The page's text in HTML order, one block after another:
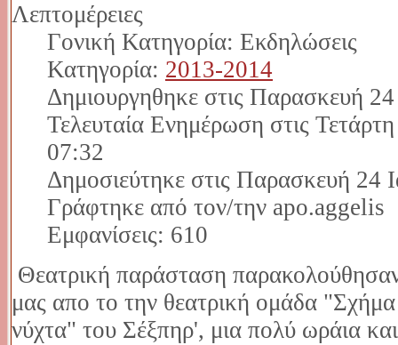
Λεπτομέρειες
Γονική Κατηγορία: Εκδηλώσεις
Κατηγορία: 2013-2014
Δημιουργηθηκε στις Παρασκευή
Τελευταία Ενημέρωση στις
07:32
Δημοσιεύτηκε στις Παρασκευή 24
Γράφτηκε από τον/την apo.aggelis
Εμφανίσεις: 610
Θεατρική παράσταση
μας απο το την θεατρική ομάδα
νύχτα" του Σέξπηρ', μια πολύ ωράια